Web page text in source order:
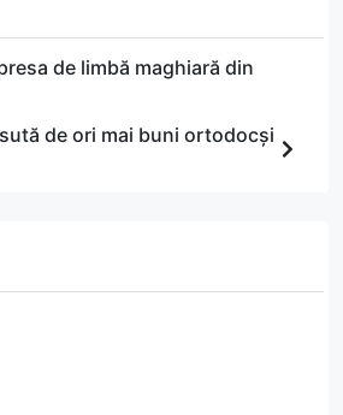
de limbă maghiară din
de ori mai buni ortodocși